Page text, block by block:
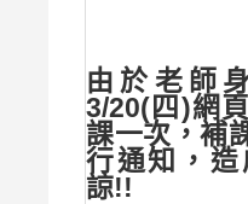
由於老師
3/20(四)網
課一次，補
行通知，
諒!!